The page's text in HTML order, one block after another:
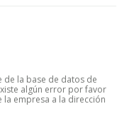
de la base de datos de
algún error por favor
empresa a la dirección